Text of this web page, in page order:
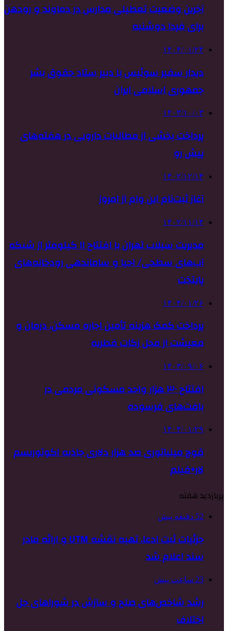
آخرین وضعیت تعطیلی مدارس در دماوند و رودهن
برای فردا دوشنبه
۱۴۰۴/۰۱/۲۴
دیدار سفیر سوئیس با دبیر ستاد حقوق بشر
جمهوری اسلامی ایران
۱۴۰۳/۱۰/۰۳
پرداخت بخشی از مطالبات دارویی در هفته‌های
پیش رو
۱۴۰۲/۱۲/۱۴
آغاز ثبت‌نام این وام از امروز
۱۴۰۲/۱۱/۱۴
مدیریت سیلاب تهران با افتتاح ۱۱ کیلومتر از شبکه
آب‌های سطحی/ احیا و ساماندهی رودخانه‌های
پایتخت
۱۴۰۴/۰۱/۲۶
پرداخت کمک هزینه تأمین اجاره مسکن، درمان و
معیشت از محل زکات فطریه
۱۴۰۳/۰۹/۰۶
افتتاح ۳۰ هزار واحد مسکونی مردمی در
بافت‌های فرسوده
۱۴۰۴/۰۱/۲۹
قوچ مینیاتوری صد هزار دلاری جاذبه اکوتوریسم
لار+فیلم
پربازدید هفته
52 دقیقه پیش
جزئیات ثبت ادعا، تهیه نقشه UTM و ارائه مادر
سند اعلام شد
23 ساعت پیش
رشد شاخص‌های صلح و سازش در شوراهای حل
اختلاف